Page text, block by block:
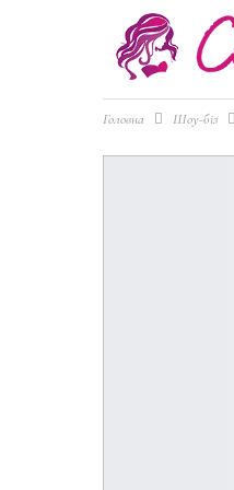
Головна Шоу-біз